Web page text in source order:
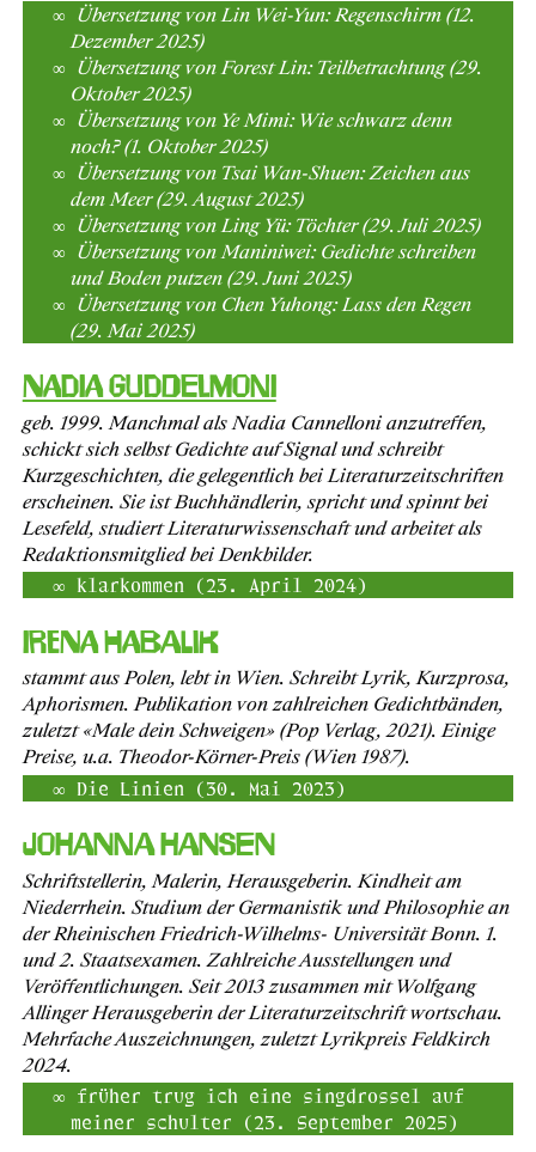
Übersetzung von Lin Wei-Yun: Regenschirm (12.
Dezember 2025)
Übersetzung von Forest Lin: Teilbetrachtung (29.
Oktober 2025)
Übersetzung von Ye Mimi: Wie schwarz denn
noch? (1. Oktober 2025)
Übersetzung von Tsai Wan-Shuen: Zeichen aus
dem Meer (29. August 2025)
Übersetzung von Ling Yü: Töchter (29. Juli 2025)
Übersetzung von Maniniwei: Gedichte schreiben
und Boden putzen (29. Juni 2025)
Übersetzung von Chen Yuhong: Lass den Regen
(29. Mai 2025)
Nadia Guddelmoni
geb. 1999. Manchmal als Nadia Cannelloni anzutreffen,
schickt sich selbst Gedichte auf Signal und schreibt
Kurzgeschichten, die gelegentlich bei Literaturzeitschriften
erscheinen. Sie ist Buchhändlerin, spricht und spinnt bei
Lesefeld, studiert Literaturwissenschaft und arbeitet als
Redaktionsmitglied bei Denkbilder.
klarkommen (23. April 2024)
Irena Habalik
stammt aus Polen, lebt in Wien. Schreibt Lyrik, Kurzprosa,
Aphorismen. Publikation von zahlreichen Gedichtbänden,
zuletzt «Male dein Schweigen» (Pop Verlag, 2021). Einige
Preise, u.a. Theodor-Körner-Preis (Wien 1987).
Die Linien (30. Mai 2023)
Johanna Hansen
Schriftstellerin, Malerin, Herausgeberin. Kindheit am
Niederrhein. Studium der Germanistik und Philosophie an
der Rheinischen Friedrich-Wilhelms- Universität Bonn. 1.
und 2. Staatsexamen. Zahlreiche Ausstellungen und
Veröffentlichungen. Seit 2013 zusammen mit Wolfgang
Allinger Herausgeberin der Literaturzeitschrift wortschau.
Mehrfache Auszeichnungen, zuletzt Lyrikpreis Feldkirch
2024.
früher trug ich eine singdrossel auf
meiner schulter (23. September 2025)